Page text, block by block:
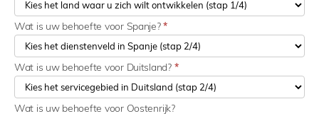
Wat is uw behoefte voor Spanje?*
Wat is uw behoefte voor Duitsland? *
Wat is uw behoefte voor Oostenrijk?